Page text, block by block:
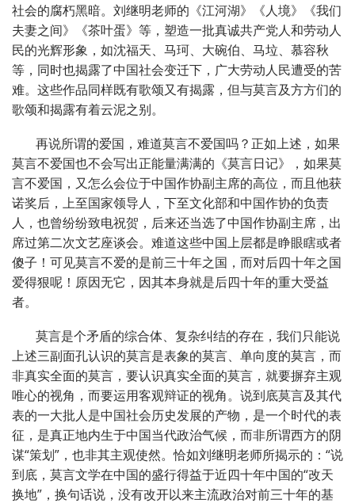
社会的腐朽黑暗。刘继明老师的《江河湖》《人境》《我们
夫妻之间》《茶叶蛋》等，塑造一批真诚共产党人和劳动人
民的光辉形象，如沈福天、马珂、大碗伯、马垃、慕容秋
等，同时也揭露了中国社会变迁下，广大劳动人民遭受的苦
难。这些作品同样既有歌颂又有揭露，但与莫言及方方们的
歌颂和揭露有着云泥之别。
再说所谓的爱国，难道莫言不爱国吗？正如上述，如果
莫言不爱国也不会写出正能量满满的《莫言日记》，如果莫
言不爱国，又怎么会位于中国作协副主席的高位，而且他获
诺奖后，上至国家领导人，下至文化部和中国作协的负责
人，也曾纷纷致电祝贺，后来还当选了中国作协副主席，出
席过第二次文艺座谈会。难道这些中国上层都是睁眼瞎或者
傻子！可见莫言不爱的是前三十年之国，而对后四十年之国
爱得狠呢！原因无它，因其本身就是后四十年的重大受益
者。
莫言是个矛盾的综合体、复杂纠结的存在，我们只能说
上述三副面孔认识的莫言是表象的莫言、单向度的莫言，而
非真实全面的莫言，要认识真实全面的莫言，就要摒弃主观
唯心的视角，而要运用客观辩证的视角。说到底莫言及其代
表的一大批人是中国社会历史发展的产物，是一个时代的表
征，是真正地内生于中国当代政治气候，而非所谓西方的阴
谋“策划”，也非其主观使然。恰如刘继明老师所揭示的：“说
到底，莫言文学在中国的盛行得益于近四十年中国的“改天
换地”，换句话说，没有改开以来主流政治对前三十年的基